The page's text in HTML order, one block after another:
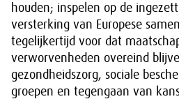
houden; inspelen op de
versterking van Europese
tegelijkertijd voor dat
verworvenheden overeind
gezondheidszorg, sociale
groepen en tegengaan van